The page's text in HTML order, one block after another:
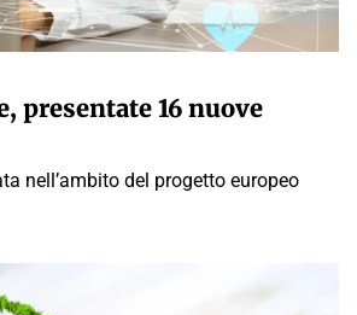
presentate 16 nuove
nell’ambito del progetto europeo